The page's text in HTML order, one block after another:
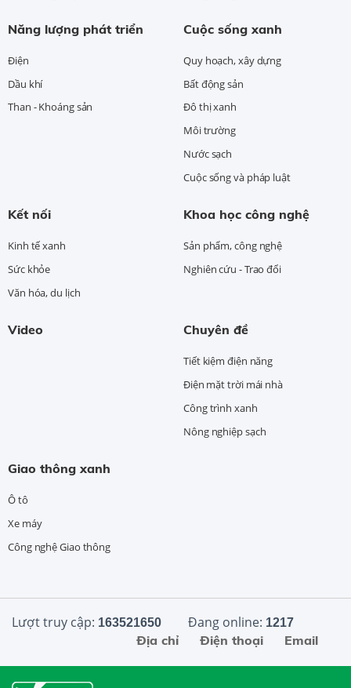
Năng lượng phát triển
Điện
Dầu khí
Than - Khoáng sản
Cuộc sống xanh
Quy hoạch, xây dựng
Bất động sản
Đô thị xanh
Môi trường
Nước sạch
Cuộc sống và pháp luật
Kết nối
Kinh tế xanh
Sức khỏe
Văn hóa, du lịch
Khoa học công nghệ
Sản phẩm, công nghệ
Nghiên cứu - Trao đổi
Video Chuyên đề
Tiết kiệm điện năng
Điện mặt trời mái nhà
Công trình xanh
Nông nghiệp sạch
Giao thông xanh
Ô tô
Xe máy
Công nghệ Giao thông
Lượt truy cập: 163521650 Đang online: 1217
Email
Điện thoại
Địa chỉ